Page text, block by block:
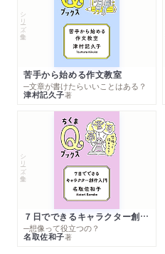
シリーズ・全集
苦手から始める作文教室
─文章が書けたらいいことはある？
津村記久子著
シリーズ・全集
７日でできるキャラクター創作入門
─想像って役立つの？
名取佐和子著